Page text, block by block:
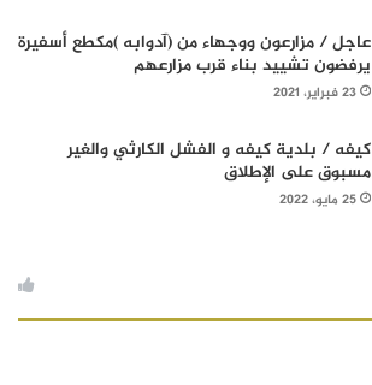
عاجل / مزارعون ووجهاء من (آدوابه )مكطع أسفيرة
يرفضون تشييد بناء قرب مزارعهم
23 فبراير، 2021
كيفه / بلدية كيفه و الفشل الكارثي والغير
مسبوق على الإطلاق
25 مايو، 2022